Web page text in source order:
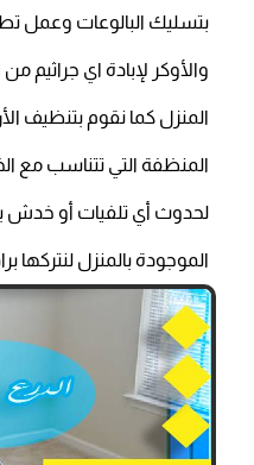
بتسليك البالوعات وعمل
والأوكر لإبادة اي جراثيم
المنزل كما نقوم بتنظيف
المنظفة التي تتناسب مع
لحدوث أي تلفيات أو خدش
الموجودة بالمنزل لنتركها